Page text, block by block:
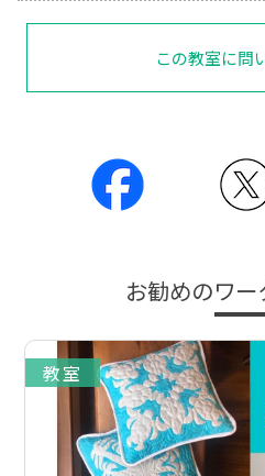
この教室に問
お勧めのワ
教室